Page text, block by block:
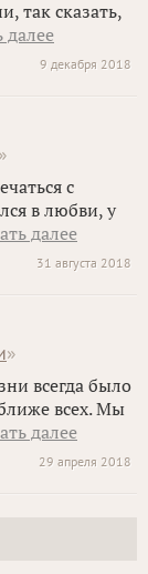
так сказать,
далее
9 декабря 2018
»
с
в любви, у
далее
31 августа 2018
»
всегда было
всех. Мы
далее
29 апреля 2018